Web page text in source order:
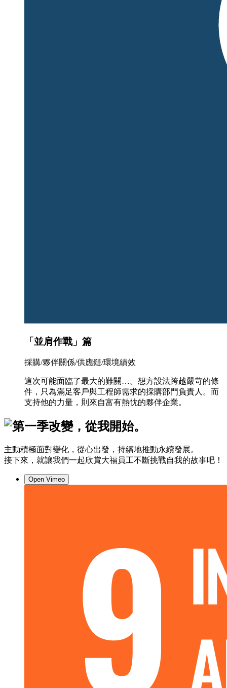
「並肩作戰」篇
採購/夥伴關係/供應鏈/環境績效
這次可能面臨了最大的難關…。想方設法跨越嚴苛的條
件，只為滿足客戶與工程師需求的採購部門負責人。而
支持他的力量，則來自富有熱忱的夥伴企業。
改變，從我開始。
主動積極面對變化，從心出發，持續地推動永續發展。
接下來，就讓我們一起欣賞大福員工不斷挑戰自我的故事吧！
Open Vimeo